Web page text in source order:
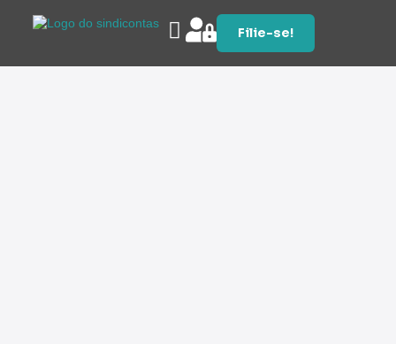
Filie-se!